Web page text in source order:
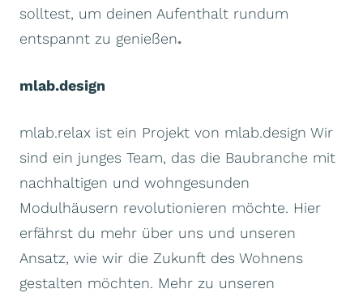
solltest, um deinen Aufenthalt rundum
entspannt zu genießen.
mlab.design
mlab.relax ist ein Projekt von mlab.design Wir
sind ein junges Team, das die Baubranche mit
nachhaltigen und wohngesunden
Modulhäusern revolutionieren möchte. Hier
erfährst du mehr über uns und unseren
Ansatz, wie wir die Zukunft des Wohnens
gestalten möchten. Mehr zu unseren